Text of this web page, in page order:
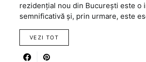
rezidențial nou din București este o
semnificativă și, prin urmare, este
VEZI TOT